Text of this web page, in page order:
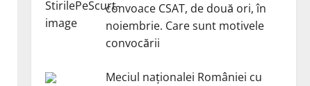
convoace CSAT, de două ori, în
noiembrie. Care sunt motivele
convocării
Meciul naționalei României cu